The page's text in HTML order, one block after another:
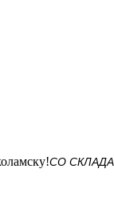
СО СКЛАДА В